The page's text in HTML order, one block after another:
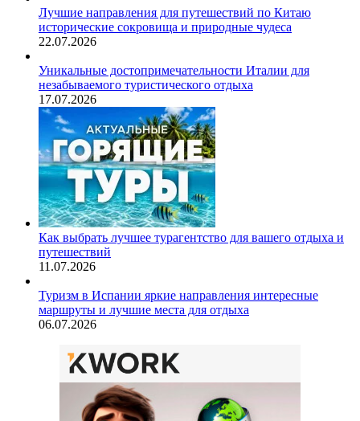
Лучшие направления для путешествий по Китаю
исторические сокровища и природные чудеса
22.07.2026
Уникальные достопримечательности Италии для
незабываемого туристического отдыха
17.07.2026
Как выбрать лучшее турагентство для вашего отдыха и
путешествий
11.07.2026
Туризм в Испании яркие направления интересные
маршруты и лучшие места для отдыха
06.07.2026